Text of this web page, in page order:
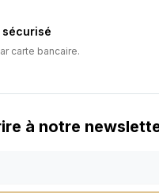
sécurisé
carte bancaire.
à notre